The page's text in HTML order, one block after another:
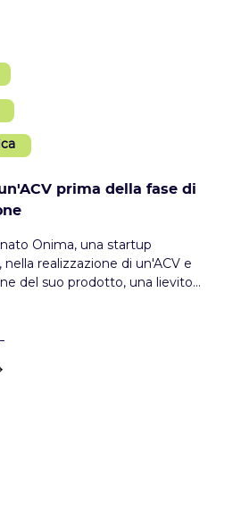
prima della fase di
Onima, una startup
realizzazione di un'ACV e
del suo prodotto, una lievito
dell'inizio di una